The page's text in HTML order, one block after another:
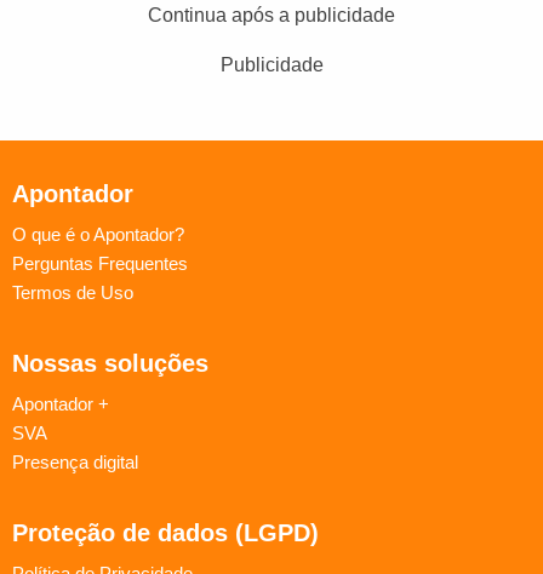
Continua após a publicidade
Publicidade
Apontador
O que é o Apontador?
Perguntas Frequentes
Termos de Uso
Nossas soluções
Apontador +
SVA
Presença digital
Proteção de dados (LGPD)